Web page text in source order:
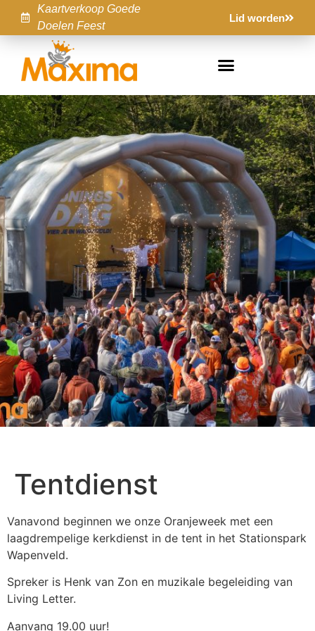
Kaartverkoop Goede
Doelen Feest
Lid worden
Tentdienst
Vanavond beginnen we onze Oranjeweek met een
laagdrempelige kerkdienst in de tent in het Stationspark
Wapenveld.
Spreker is Henk van Zon en muzikale begeleiding van
Living Letter.
Aanvang 19.00 uur!